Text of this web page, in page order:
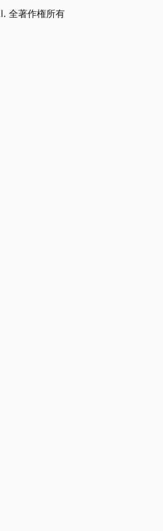
全著作権所有